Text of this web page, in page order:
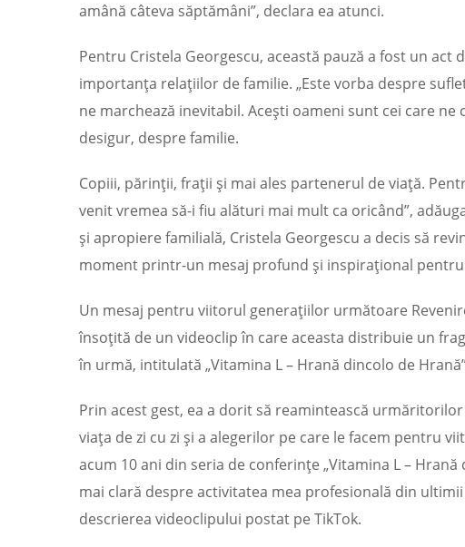
amână câteva săptămâni”, declara ea atunci.
Pentru Cristela Georgescu, această pauză a fost un act
importanța relațiilor de familie. „Este vorba despre
ne marchează inevitabil. Acești oameni sunt cei care
desigur, despre familie.
Copiii, părinții, frații și mai ales partenerul de viață.
venit vremea să-i fiu alături mai mult ca oricând”,
și apropiere familială, Cristela Georgescu a decis să
moment printr-un mesaj profund și inspirațional
Un mesaj pentru viitorul generațiilor următoare
însoțită de un videoclip în care aceasta distribuie un
în urmă, intitulată „Vitamina L – Hrană dincolo de
Prin acest gest, ea a dorit să reamintească
viața de zi cu zi și a alegerilor pe care le facem pentru
acum 10 ani din seria de conferințe „Vitamina L –
mai clară despre activitatea mea profesională din
descrierea videoclipului postat pe TikTok.